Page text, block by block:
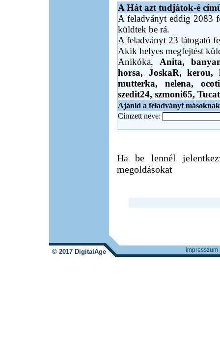
A Hát azt tudjátok-é
A feladványt eddig 2083
küldtek be rá.
A feladványt 23 látogató
Akik helyes megfejtést
Anikóka, Anita,
horsa, JoskaR, kerou,
mutterka, nelena,
szedit24, szmoni65,
Ajánld a feladványt
Címzett neve:
Ha be lennél
megoldásokat
© 2017 DigitalAge impresszum